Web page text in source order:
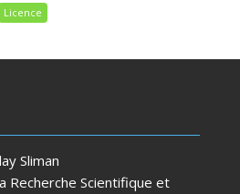
Licence
Sliman
Recherche Scientifique et